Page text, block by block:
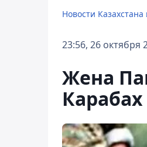
Новости
23:56, 26 октября
Жена
Карабах